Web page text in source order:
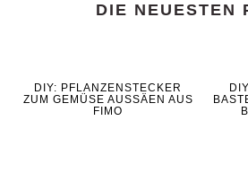
DIE NEUESTEN
DIY: PFLANZENSTECKER
ZUM GEMÜSE AUSSÄEN AUS
FIMO